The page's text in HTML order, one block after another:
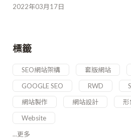
2022年03月17日
標籤
SEO網站架構 套版網站
GOOGLE SEO
RWD
網站製作
網站設計 形
Website
...更多